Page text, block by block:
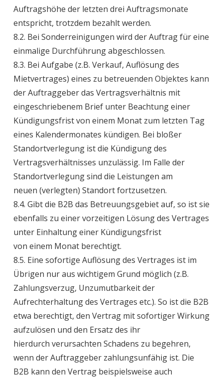
Auftragshöhe der letzten drei Auftragsmonate
entspricht, trotzdem bezahlt werden.
8.2. Bei Sonderreinigungen wird der Auftrag für eine
einmalige Durchführung abgeschlossen.
8.3. Bei Aufgabe (z.B. Verkauf, Auflösung des
Mietvertrages) eines zu betreuenden Objektes kann
der Auftraggeber das Vertragsverhältnis mit
eingeschriebenem Brief unter Beachtung einer
Kündigungsfrist von einem Monat zum letzten Tag
eines Kalendermonates kündigen. Bei bloßer
Standortverlegung ist die Kündigung des
Vertragsverhältnisses unzulässig. Im Falle der
Standortverlegung sind die Leistungen am
neuen (verlegten) Standort fortzusetzen.
8.4. Gibt die B2B das Betreuungsgebiet auf, so ist sie
ebenfalls zu einer vorzeitigen Lösung des Vertrages
unter Einhaltung einer Kündigungsfrist
von einem Monat berechtigt.
8.5. Eine sofortige Auflösung des Vertrages ist im
Übrigen nur aus wichtigem Grund möglich (z.B.
Zahlungsverzug, Unzumutbarkeit der
Aufrechterhaltung des Vertrages etc.). So ist die B2B
etwa berechtigt, den Vertrag mit sofortiger Wirkung
aufzulösen und den Ersatz des ihr
hierdurch verursachten Schadens zu begehren,
wenn der Auftraggeber zahlungsunfähig ist. Die
B2B kann den Vertrag beispielsweise auch